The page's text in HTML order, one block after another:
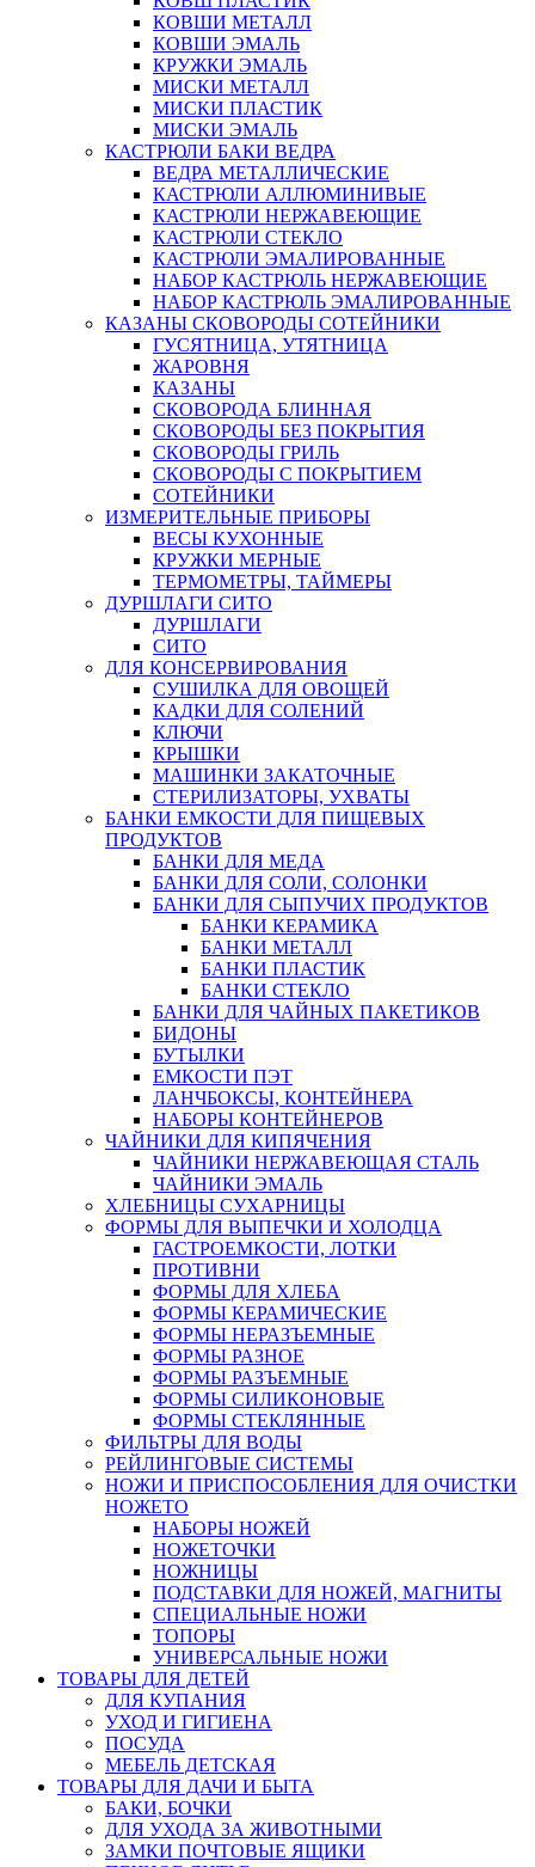
КОВШИ МЕТАЛЛ
КОВШИ ЭМАЛЬ
КРУЖКИ ЭМАЛЬ
МИСКИ МЕТАЛЛ
МИСКИ ПЛАСТИК
МИСКИ ЭМАЛЬ
КАСТРЮЛИ БАКИ ВЕДРА
ВЕДРА МЕТАЛЛИЧЕСКИЕ
КАСТРЮЛИ АЛЛЮМИНИВЫЕ
КАСТРЮЛИ НЕРЖАВЕЮЩИЕ
КАСТРЮЛИ СТЕКЛО
КАСТРЮЛИ ЭМАЛИРОВАННЫЕ
НАБОР КАСТРЮЛЬ НЕРЖАВЕЮЩИЕ
НАБОР КАСТРЮЛЬ ЭМАЛИРОВАННЫЕ
КАЗАНЫ СКОВОРОДЫ СОТЕЙНИКИ
ГУСЯТНИЦА, УТЯТНИЦА
ЖАРОВНЯ
КАЗАНЫ
СКОВОРОДА БЛИННАЯ
СКОВОРОДЫ БЕЗ ПОКРЫТИЯ
СКОВОРОДЫ ГРИЛЬ
СКОВОРОДЫ С ПОКРЫТИЕМ
СОТЕЙНИКИ
ИЗМЕРИТЕЛЬНЫЕ ПРИБОРЫ
ВЕСЫ КУХОННЫЕ
КРУЖКИ МЕРНЫЕ
ТЕРМОМЕТРЫ, ТАЙМЕРЫ
ДУРШЛАГИ СИТО
ДУРШЛАГИ
СИТО
ДЛЯ КОНСЕРВИРОВАНИЯ
СУШИЛКА ДЛЯ ОВОЩЕЙ
КАДКИ ДЛЯ СОЛЕНИЙ
КЛЮЧИ
КРЫШКИ
МАШИНКИ ЗАКАТОЧНЫЕ
СТЕРИЛИЗАТОРЫ, УХВАТЫ
БАНКИ ЕМКОСТИ ДЛЯ ПИЩЕВЫХ
ПРОДУКТОВ
БАНКИ ДЛЯ МЕДА
БАНКИ ДЛЯ СОЛИ, СОЛОНКИ
БАНКИ ДЛЯ СЫПУЧИХ ПРОДУКТОВ
БАНКИ КЕРАМИКА
БАНКИ МЕТАЛЛ
БАНКИ ПЛАСТИК
БАНКИ СТЕКЛО
БАНКИ ДЛЯ ЧАЙНЫХ ПАКЕТИКОВ
БИДОНЫ
БУТЫЛКИ
ЕМКОСТИ ПЭТ
ЛАНЧБОКСЫ, КОНТЕЙНЕРА
НАБОРЫ КОНТЕЙНЕРОВ
ЧАЙНИКИ ДЛЯ КИПЯЧЕНИЯ
ЧАЙНИКИ НЕРЖАВЕЮЩАЯ СТАЛЬ
ЧАЙНИКИ ЭМАЛЬ
ХЛЕБНИЦЫ СУХАРНИЦЫ
ФОРМЫ ДЛЯ ВЫПЕЧКИ И ХОЛОДЦА
ГАСТРОЕМКОСТИ, ЛОТКИ
ПРОТИВНИ
ФОРМЫ ДЛЯ ХЛЕБА
ФОРМЫ КЕРАМИЧЕСКИЕ
ФОРМЫ НЕРАЗЪЕМНЫЕ
ФОРМЫ РАЗНОЕ
ФОРМЫ РАЗЪЕМНЫЕ
ФОРМЫ СИЛИКОНОВЫЕ
ФОРМЫ СТЕКЛЯННЫЕ
ФИЛЬТРЫ ДЛЯ ВОДЫ
РЕЙЛИНГОВЫЕ СИСТЕМЫ
НОЖИ И ПРИСПОСОБЛЕНИЯ ДЛЯ ОЧИСТКИ
НОЖЕТО
НАБОРЫ НОЖЕЙ
НОЖЕТОЧКИ
НОЖНИЦЫ
ПОДСТАВКИ ДЛЯ НОЖЕЙ, МАГНИТЫ
СПЕЦИАЛЬНЫЕ НОЖИ
ТОПОРЫ
УНИВЕРСАЛЬНЫЕ НОЖИ
ТОВАРЫ ДЛЯ ДЕТЕЙ
ДЛЯ КУПАНИЯ
УХОД И ГИГИЕНА
ПОСУДА
МЕБЕЛЬ ДЕТСКАЯ
ТОВАРЫ ДЛЯ ДАЧИ И БЫТА
БАКИ, БОЧКИ
ДЛЯ УХОДА ЗА ЖИВОТНЫМИ
ЗАМКИ ПОЧТОВЫЕ ЯЩИКИ